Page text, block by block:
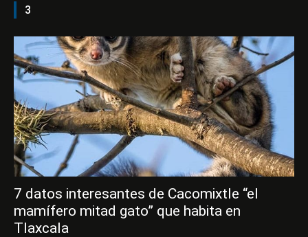
3
7 datos interesantes de Cacomixtle “el
mamífero mitad gato” que habita en
Tlaxcala